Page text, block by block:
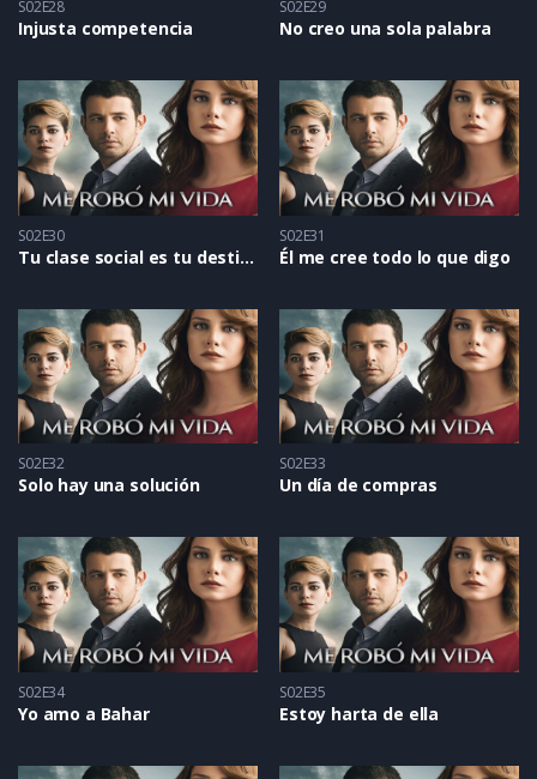
S02E28
Injusta competencia
S02E29
No creo una sola palabra
S02E30
Tu clase social es tu destino
S02E31
Él me cree todo lo que digo
S02E32
Solo hay una solución
S02E33
Un día de compras
S02E34
Yo amo a Bahar
S02E35
Estoy harta de ella